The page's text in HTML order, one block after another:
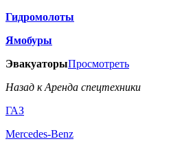
Гидромолоты
Ямобуры
ЭвакуаторыПросмотреть
Назад к Аренда спецтехники
ГАЗ
Mercedes-Benz